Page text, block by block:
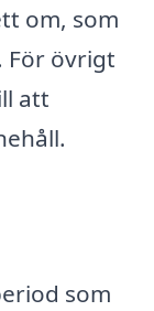
om, som
För övrigt
att
som